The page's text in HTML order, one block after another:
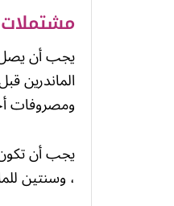
ومصروفات
يجب أن تكون
، وسنتين